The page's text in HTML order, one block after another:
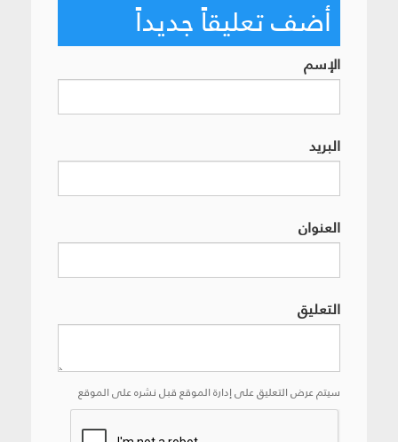
أضف تعليقاً جديداً
الإسم
البريد
العنوان
التعليق
سيتم عرض التعليق على إدارة الموقع قبل نشره على الموقع